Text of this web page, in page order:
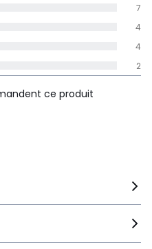
83% des clients
ce produit
2
4
4
7
ce produit